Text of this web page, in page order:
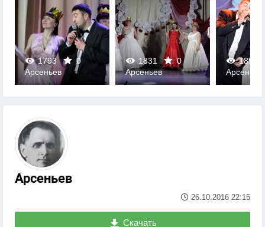
1793
0
0
Арсеньев
1831
0
0
Арсеньев
1897
0
Арсеньев
Арсеньев
26.10.2016 22:15
Скачать